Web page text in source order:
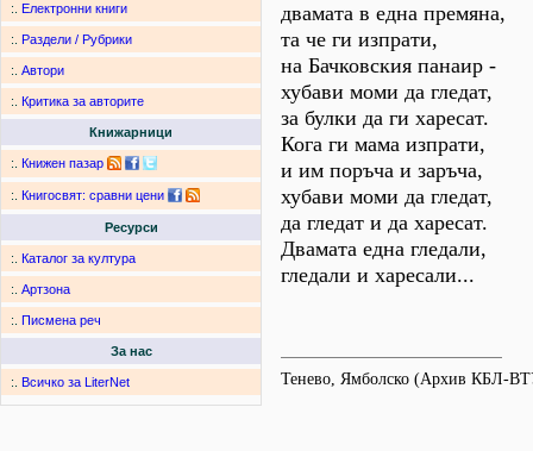
:. Електронни книги
:. Раздели / Рубрики
:. Автори
:. Критика за авторите
Книжарници
:. Книжен пазар
:. Книгосвят: сравни цени
Ресурси
:. Каталог за култура
:. Артзона
:. Писмена реч
За нас
:. Всичко за LiterNet
двамата в една премяна,
та че ги изпрати,
на Бачковския панаир -
хубави моми да гледат,
за булки да ги харесат.
Кога ги мама изпрати,
и им поръча и заръча,
хубави моми да гледат,
да гледат и да харесат.
Двамата една гледали,
гледали и харесали...
Тенево, Ямболско (Архив КБЛ-